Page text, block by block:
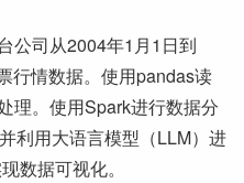
公司从2004年1月1日到
行情数据。使用pandas读
理。使用Spark进行数据分
利用大语言模型（LLM）进
数据可视化。